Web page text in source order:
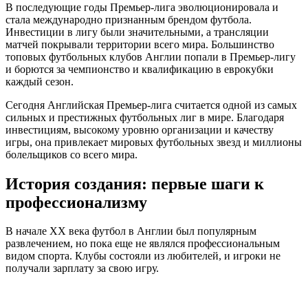
В последующие годы Премьер-лига эволюционировала и
стала международно признанным брендом футбола.
Инвестиции в лигу были значительными, а трансляции
матчей покрывали территории всего мира. Большинство
топовых футбольных клубов Англии попали в Премьер-лигу
и борются за чемпионство и квалификацию в еврокубки
каждый сезон.
Сегодня Английская Премьер-лига считается одной из самых
сильных и престижных футбольных лиг в мире. Благодаря
инвестициям, высокому уровню организации и качеству
игры, она привлекает мировых футбольных звезд и миллионы
болельщиков со всего мира.
История создания: первые шаги к
профессионализму
В начале XX века футбол в Англии был популярным
развлечением, но пока еще не являлся профессиональным
видом спорта. Клубы состояли из любителей, и игроки не
получали зарплату за свою игру.